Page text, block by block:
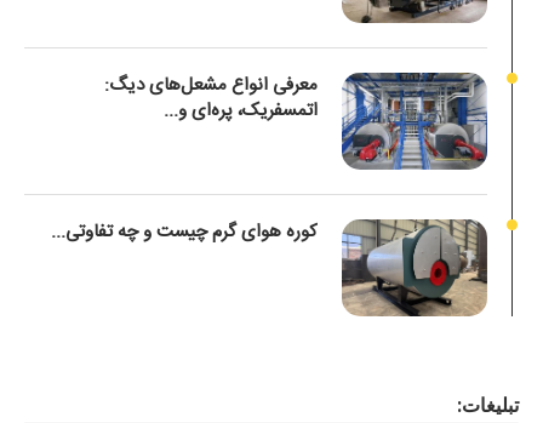
معرفی انواع مشعل‌های دیگ:
اتمسفریک، پره‌ای و...
کوره هوای گرم چیست و چه تفاوتی...
تبلیغات: